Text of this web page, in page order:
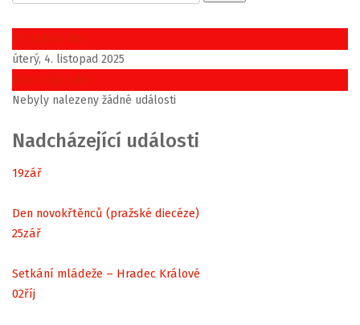
Předchozí den
úterý, 4. listopad 2025
Následující den
Nebyly nalezeny žádné události
Nadcházející události
19zář
Den novokřtěnců (pražské diecéze)
25zář
Setkání mládeže – Hradec Králové
02říj